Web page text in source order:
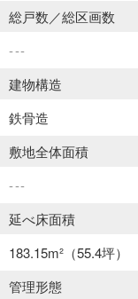
総戸数／総区画数
---
建物構造
鉄骨造
敷地全体面積
---
延べ床面積
183.15m² （55.4坪）
管理形態